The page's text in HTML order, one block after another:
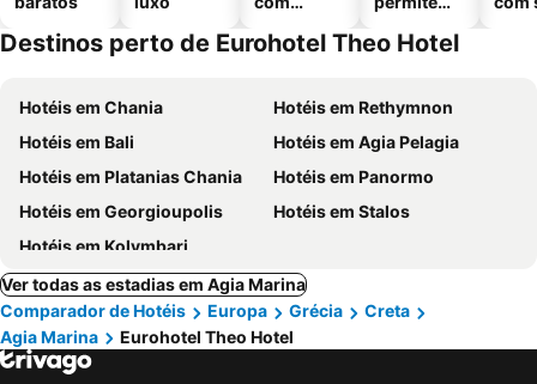
Destinos perto de Eurohotel Theo Hotel
Hotéis em Chania
Hotéis em Rethymnon
Hotéis em Bali
Hotéis em Agia Pelagia
Hotéis em Platanias Chania
Hotéis em Panormo
Hotéis em Georgioupolis
Hotéis em Stalos
Hotéis em Kolymbari
Ver todas as estadias em Agia Marina
Comparador de Hotéis
Europa Grécia
Creta
Agia Marina
Eurohotel Theo Hotel